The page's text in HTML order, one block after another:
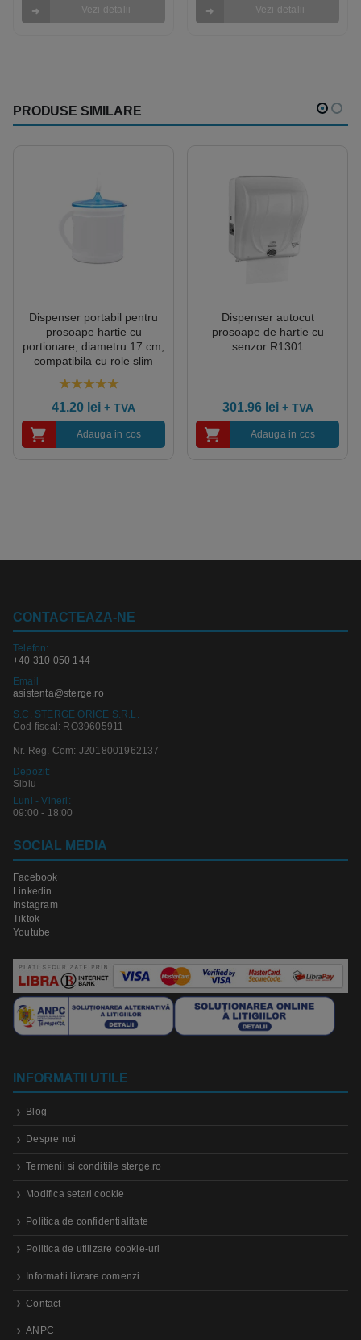
Vezi detalii Vezi detalii
PRODUSE SIMILARE
Dispenser portabil pentru
prosoape hartie cu
portionare, diametru 17 cm,
compatibila cu role slim
R1327
41.20 lei + TVA
Adauga in cos
Dispenser autocut
prosoape de hartie cu
senzor R1301
301.96 lei + TVA
Adauga in cos
CONTACTEAZA-NE
Telefon:
+40 310 050 144
Email
asistenta@sterge.ro
S.C. STERGE ORICE S.R.L.
Cod fiscal: RO39605911
Nr. Reg. Com: J2018001962137
Depozit:
Sibiu
Luni - Vineri:
09:00 - 18:00
SOCIAL MEDIA
Facebook
Linkedin
Instagram
Tiktok
Youtube
INFORMATII UTILE
Blog
Despre noi
Termenii si conditiile sterge.ro
Modifica setari cookie
Politica de confidentialitate
Politica de utilizare cookie-uri
Informatii livrare comenzi
Contact
ANPC